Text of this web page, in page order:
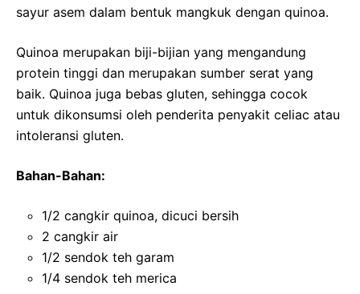
sayur asem dalam bentuk mangkuk dengan quinoa.
Quinoa merupakan biji-bijian yang mengandung
protein tinggi dan merupakan sumber serat yang
baik. Quinoa juga bebas gluten, sehingga cocok
untuk dikonsumsi oleh penderita penyakit celiac atau
intoleransi gluten.
Bahan-Bahan:
1/2 cangkir quinoa, dicuci bersih
2 cangkir air
1/2 sendok teh garam
1/4 sendok teh merica